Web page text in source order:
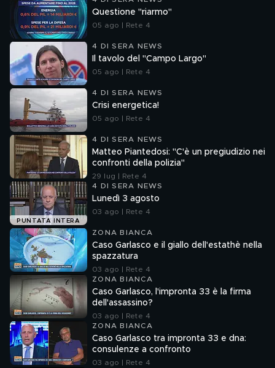
Questione "riarmo"
05 ago | Rete 4
4 DI SERA NEWS
Il tavolo del "Campo Largo"
05 ago | Rete 4
4 DI SERA NEWS
Crisi energetica!
05 ago | Rete 4
4 DI SERA NEWS
Matteo Piantedosi: "C'è un pregiudizio nei
confronti della polizia"
29 lug | Rete 4
PUNTATA INTERA
4 DI SERA NEWS
Lunedì 3 agosto
03 ago | Rete 4
ZONA BIANCA
Caso Garlasco e il giallo dell'estathè nella
spazzatura
03 ago | Rete 4
ZONA BIANCA
Caso Garlasco, l'impronta 33 è la firma
dell'assassino?
03 ago | Rete 4
ZONA BIANCA
Caso Garlasco tra impronta 33 e dna:
consulenze a confronto
03 ago | Rete 4